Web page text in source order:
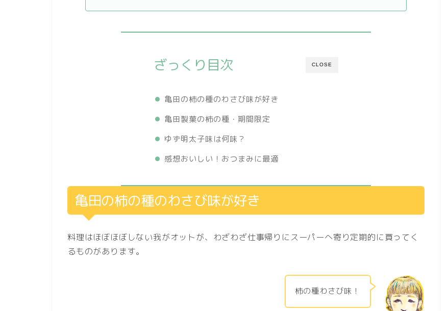
CLOSE
ざっくり目次
亀田の柿の種のわさび味が好き
亀田製菓の柿の種・期間限定
ゆず明太子味は何味？
感想おいしい！おつまみに最適
亀田の柿の種のわさび味が好き
料理はほぼほぼしない我がオットが、わざわざ仕事帰りにスーパーへ寄り定期的に買ってく
るものがあります。
柿の種わさび味！